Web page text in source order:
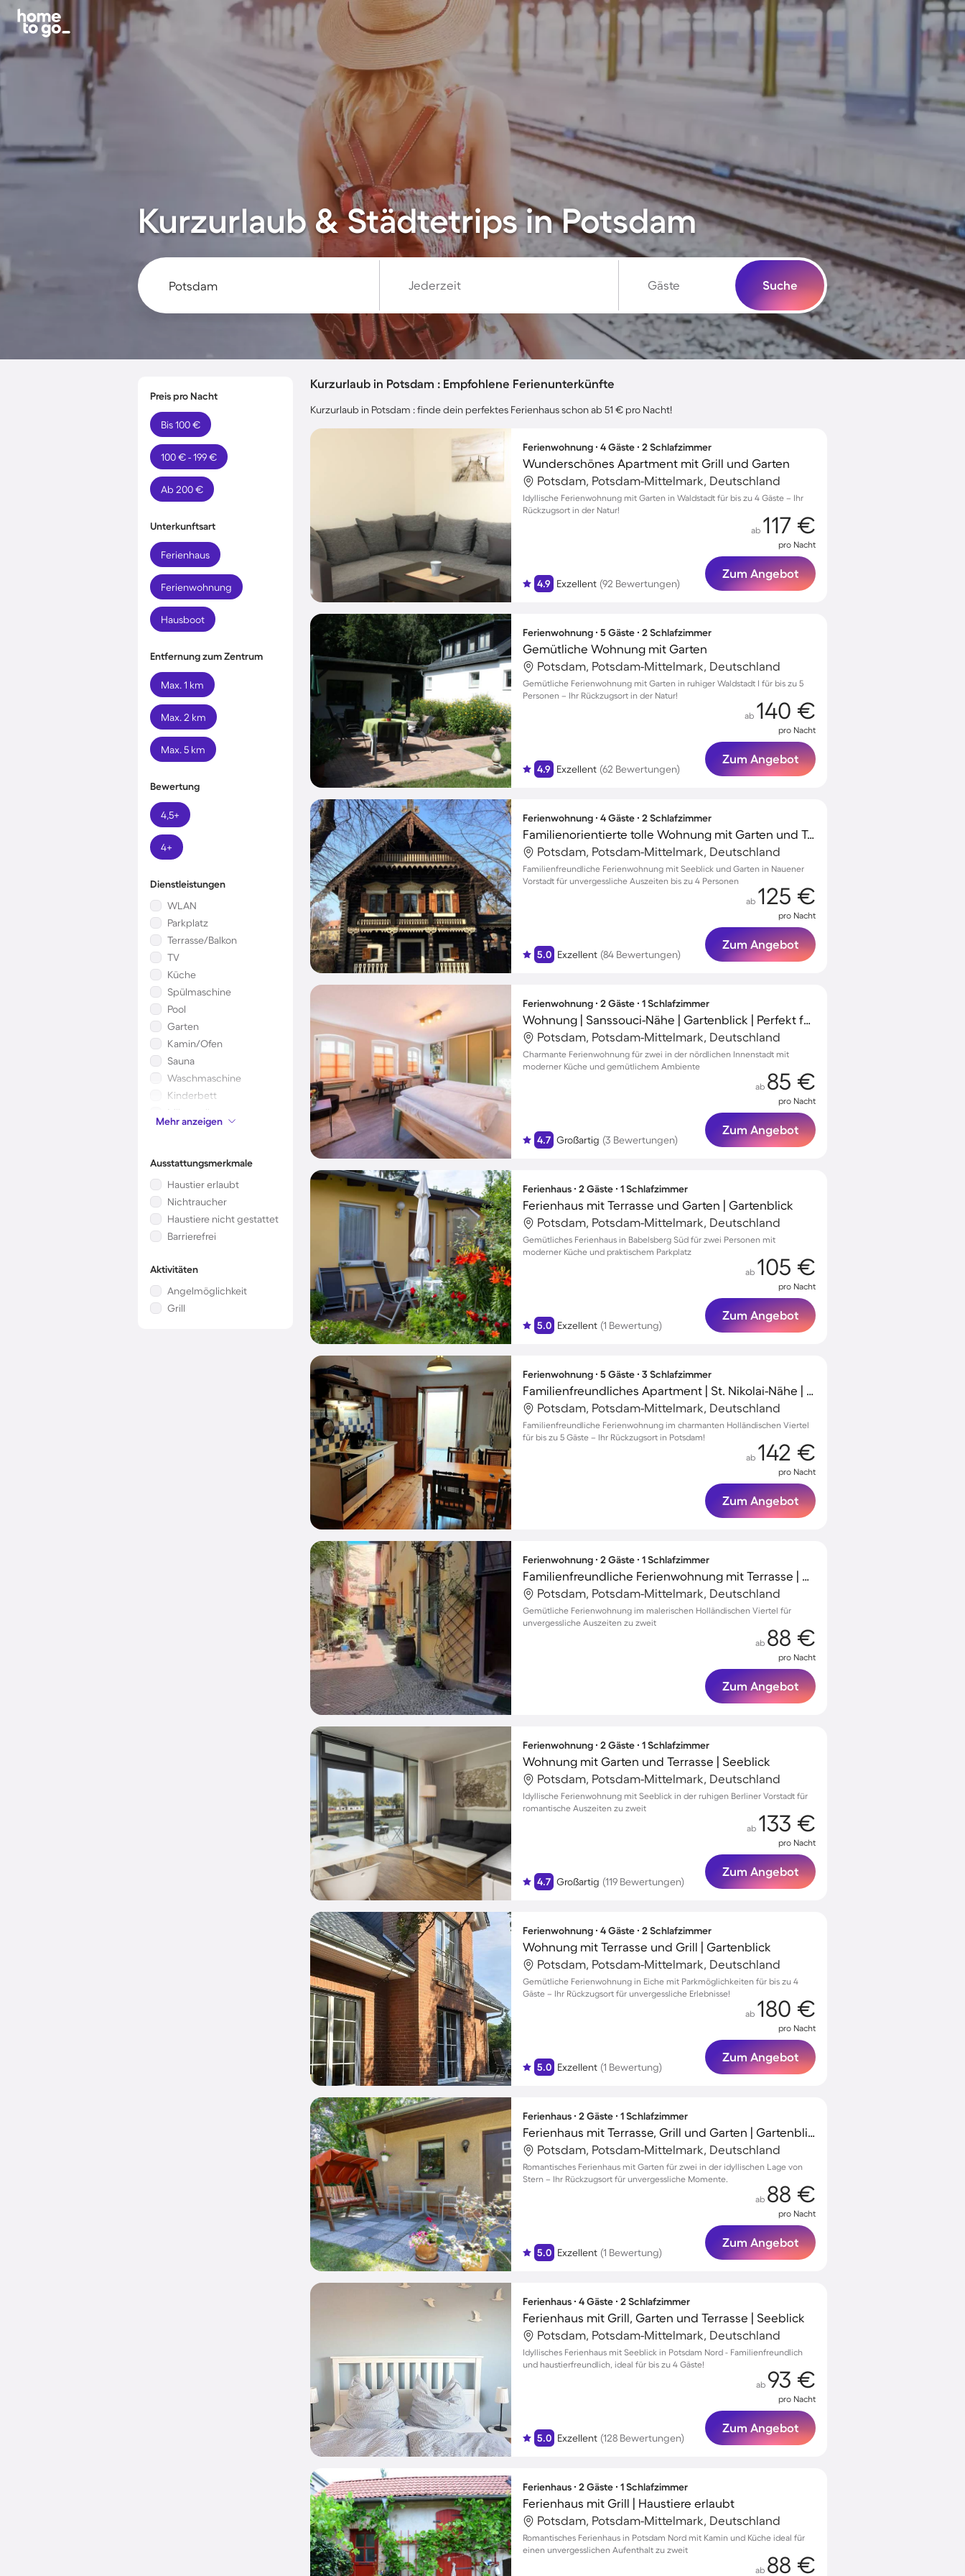
Kurzurlaub & Städtetrips in Potsdam
Jederzeit Gäste Suche
Preis pro Nacht
Bis 100 €
100 € - 199 €
Ab 200 €
Unterkunftsart
Ferienhaus
Ferienwohnung
Hausboot
Entfernung zum Zentrum
Max. 1 km
Max. 2 km
Max. 5 km
Bewertung
4,5+
4+
Dienstleistungen
WLAN
Parkplatz
Terrasse/Balkon
TV
Küche
Spülmaschine
Pool
Garten
Kamin/Ofen
Sauna
Waschmaschine
Kinderbett
Mikrowelle
Klimaanlage
Mehr anzeigen
Ausstattungsmerkmale
Haustier erlaubt
Nichtraucher
Haustiere nicht gestattet
Barrierefrei
Aktivitäten
Angelmöglichkeit
Grill
Kurzurlaub in Potsdam : Empfohlene Ferienunterkünfte
Kurzurlaub in Potsdam : finde dein perfektes Ferienhaus schon ab 51 € pro Nacht!
Ferienwohnung ∙ 4 Gäste ∙ 2 Schlafzimmer
Wunderschönes Apartment mit Grill und Garten
Potsdam, Potsdam-Mittelmark, Deutschland
Idyllische Ferienwohnung mit Garten in Waldstadt für bis zu 4 Gäste – Ihr
Rückzugsort in der Natur!
4.9 Exzellent (92 Bewertungen)
ab 117 €
pro Nacht
Zum Angebot
Ferienwohnung ∙ 5 Gäste ∙ 2 Schlafzimmer
Gemütliche Wohnung mit Garten
Potsdam, Potsdam-Mittelmark, Deutschland
Gemütliche Ferienwohnung mit Garten in ruhiger Waldstadt I für bis zu 5
Personen – Ihr Rückzugsort in der Natur!
4.9 Exzellent (62 Bewertungen)
ab 140 €
pro Nacht
Zum Angebot
Ferienwohnung ∙ 4 Gäste ∙ 2 Schlafzimmer
Familienorientierte tolle Wohnung mit Garten und Terrasse | Marmorpalais in der Nähe | Seeblick
Potsdam, Potsdam-Mittelmark, Deutschland
Familienfreundliche Ferienwohnung mit Seeblick und Garten in Nauener
Vorstadt für unvergessliche Auszeiten bis zu 4 Personen
5.0 Exzellent (84 Bewertungen)
ab 125 €
pro Nacht
Zum Angebot
Ferienwohnung ∙ 2 Gäste ∙ 1 Schlafzimmer
Wohnung | Sanssouci-Nähe | Gartenblick | Perfekt für die Arbeit von Zuhause
Potsdam, Potsdam-Mittelmark, Deutschland
Charmante Ferienwohnung für zwei in der nördlichen Innenstadt mit
moderner Küche und gemütlichem Ambiente
4.7 Großartig (3 Bewertungen)
ab 85 €
pro Nacht
Zum Angebot
Ferienhaus ∙ 2 Gäste ∙ 1 Schlafzimmer
Ferienhaus mit Terrasse und Garten | Gartenblick
Potsdam, Potsdam-Mittelmark, Deutschland
Gemütliches Ferienhaus in Babelsberg Süd für zwei Personen mit
moderner Küche und praktischem Parkplatz
5.0 Exzellent (1 Bewertung)
ab 105 €
pro Nacht
Zum Angebot
Ferienwohnung ∙ 5 Gäste ∙ 3 Schlafzimmer
Familienfreundliches Apartment | St. Nikolai-Nähe | Panoramablick
Potsdam, Potsdam-Mittelmark, Deutschland
Familienfreundliche Ferienwohnung im charmanten Holländischen Viertel
für bis zu 5 Gäste – Ihr Rückzugsort in Potsdam!
ab 142 €
pro Nacht
Zum Angebot
Ferienwohnung ∙ 2 Gäste ∙ 1 Schlafzimmer
Familienfreundliche Ferienwohnung mit Terrasse | St. Nikolai-Nähe
Potsdam, Potsdam-Mittelmark, Deutschland
Gemütliche Ferienwohnung im malerischen Holländischen Viertel für
unvergessliche Auszeiten zu zweit
ab 88 €
pro Nacht
Zum Angebot
Ferienwohnung ∙ 2 Gäste ∙ 1 Schlafzimmer
Wohnung mit Garten und Terrasse | Seeblick
Potsdam, Potsdam-Mittelmark, Deutschland
Idyllische Ferienwohnung mit Seeblick in der ruhigen Berliner Vorstadt für
romantische Auszeiten zu zweit
4.7 Großartig (119 Bewertungen)
ab 133 €
pro Nacht
Zum Angebot
Ferienwohnung ∙ 4 Gäste ∙ 2 Schlafzimmer
Wohnung mit Terrasse und Grill | Gartenblick
Potsdam, Potsdam-Mittelmark, Deutschland
Gemütliche Ferienwohnung in Eiche mit Parkmöglichkeiten für bis zu 4
Gäste – Ihr Rückzugsort für unvergessliche Erlebnisse!
5.0 Exzellent (1 Bewertung)
ab 180 €
pro Nacht
Zum Angebot
Ferienhaus ∙ 2 Gäste ∙ 1 Schlafzimmer
Ferienhaus mit Terrasse, Grill und Garten | Gartenblick
Potsdam, Potsdam-Mittelmark, Deutschland
Romantisches Ferienhaus mit Garten für zwei in der idyllischen Lage von
Stern – Ihr Rückzugsort für unvergessliche Momente.
5.0 Exzellent (1 Bewertung)
ab 88 €
pro Nacht
Zum Angebot
Ferienhaus ∙ 4 Gäste ∙ 2 Schlafzimmer
Ferienhaus mit Grill, Garten und Terrasse | Seeblick
Potsdam, Potsdam-Mittelmark, Deutschland
Idyllisches Ferienhaus mit Seeblick in Potsdam Nord - Familienfreundlich
und haustierfreundlich, ideal für bis zu 4 Gäste!
5.0 Exzellent (128 Bewertungen)
ab 93 €
pro Nacht
Zum Angebot
Ferienhaus ∙ 2 Gäste ∙ 1 Schlafzimmer
Ferienhaus mit Grill | Haustiere erlaubt
Potsdam, Potsdam-Mittelmark, Deutschland
Romantisches Ferienhaus in Potsdam Nord mit Kamin und Küche ideal für
einen unvergesslichen Aufenthalt zu zweit
ab 88 €